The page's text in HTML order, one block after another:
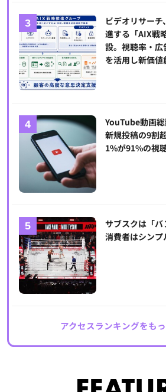
ビデオリサー
進する「AIX戦
設。視聴率・
を活用し新価値
YouTube動画総
新規投稿の9割
1%が91%の視
サブスクは「バ
消費者はシンプ
アクセスランキングをも